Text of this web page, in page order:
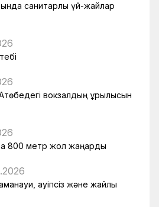
санитарлық үй-жайлар
вокзалдың құрылысын
800 метр жол жаңарды
қауіпсіз және жайлы